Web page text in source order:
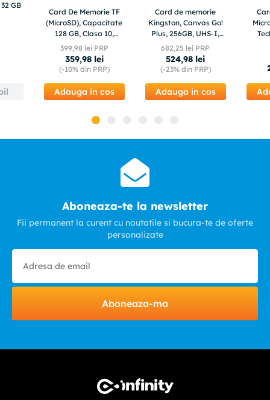
GB
Card De Memorie TF
(MicroSD), Capacitate
128 GB, Clasa 10,
Transfer de mare
viteza, Pentru Telefon,
Laptop, Tableta
399,98lei PRP
359,98 lei
(-10%din PRP)
Adauga in cos
Card de memorie
Kingston, Canvas Go!
Plus, 256GB, UHS-I,
negru, turcoaz
682,25 lei PRP
524,98 lei
(-23%din PRP)
Adauga in cos
Aboneaza-te la newsletter
Fii permanent la curent cu noutatile si bucura-te de oferte
personalizate
Aboneaza-ma